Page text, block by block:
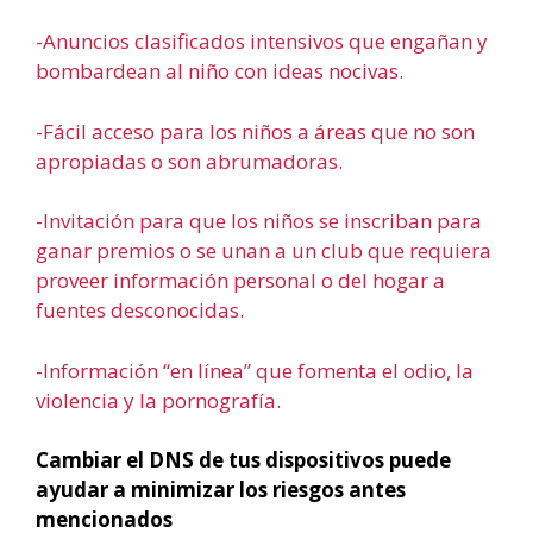
-Anuncios clasificados intensivos que engañan y
bombardean al niño con ideas nocivas.
-Fácil acceso para los niños a áreas que no son
apropiadas o son abrumadoras.
-Invitación para que los niños se inscriban para
ganar premios o se unan a un club que requiera
proveer información personal o del hogar a
fuentes desconocidas.
-Información “en línea” que fomenta el odio, la
violencia y la pornografía.
Cambiar el DNS de tus dispositivos puede
ayudar a minimizar los riesgos antes
mencionados